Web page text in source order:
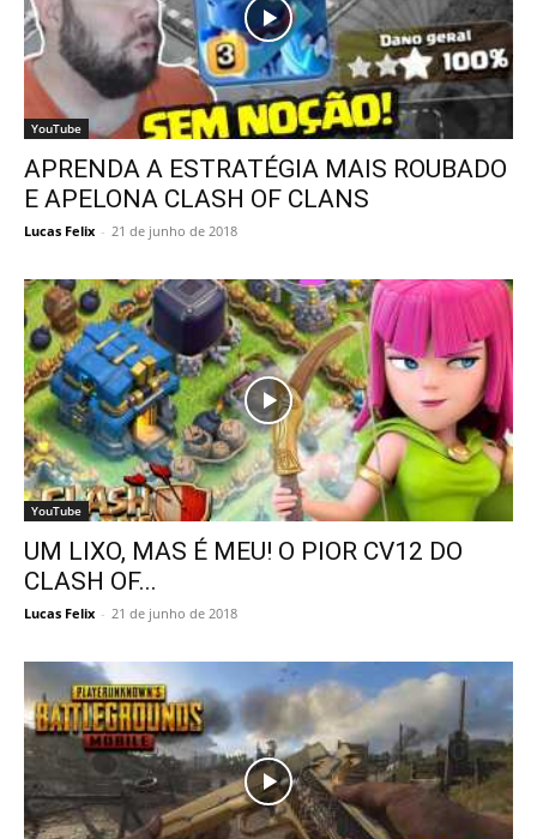
YouTube
APRENDA A ESTRATÉGIA MAIS ROUBADO
E APELONA CLASH OF CLANS
Lucas Felix - 21 de junho de 2018
YouTube
UM LIXO, MAS É MEU! O PIOR CV12 DO
CLASH OF...
Lucas Felix - 21 de junho de 2018